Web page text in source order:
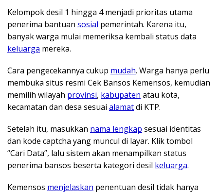
Kelompok desil 1 hingga 4 menjadi prioritas utama
penerima bantuan sosial pemerintah. Karena itu,
banyak warga mulai memeriksa kembali status data
keluarga mereka.
Cara pengecekannya cukup mudah. Warga hanya perlu
membuka situs resmi Cek Bansos Kemensos, kemudian
memilih wilayah provinsi, kabupaten atau kota,
kecamatan dan desa sesuai alamatdi KTP.
Setelah itu, masukkan nama lengkap sesuai identitas
dan kode captcha yang muncul di layar. Klik tombol
“Cari Data”, lalu sistem akan menampilkan status
penerima bansos beserta kategori desil keluarga.
Kemensos menjelaskan penentuan desil tidak hanya